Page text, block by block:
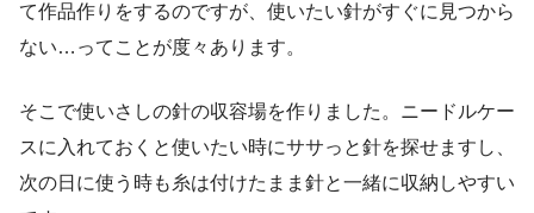
て作品作りをするのですが、使いたい針がすぐに見つから
ない…ってことが度々あります。
そこで使いさしの針の収容場を作りました。ニードルケー
スに入れておくと使いたい時にササっと針を探せますし、
次の日に使う時も糸は付けたまま針と一緒に収納しやすい